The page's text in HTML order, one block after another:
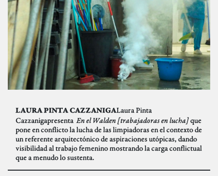
LAURA PINTA CAZZANIGALaura Pinta
CazzanigapresentaEn el Walden [trabajadoras en lucha]que
pone en conflicto la lucha de las limpiadoras en el contexto de
un referente arquitectónico de aspiraciones utópicas, dando
visibilidad al trabajo femenino mostrando la carga conflictual
que a menudo lo sustenta.